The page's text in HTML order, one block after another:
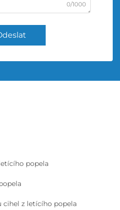
0/1000
popela
z letícího popela